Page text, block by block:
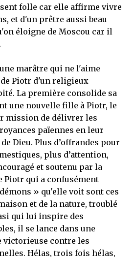
folle car elle affirme vivre
et d'un prêtre aussi beau
éloigne de Moscou car il
marâtre qui ne l'aime
Piotr d'un religieux
La première consolide sa
une nouvelle fille à Piotr, le
mission de délivrer les
païennes en leur
Dieu. Plus d’offrandes pour
plus d’attention,
et soutenu par la
Piotr qui a confusément
» qu'elle voit sont ces
et de la nature, troublé
qui lui inspire des
il se lance dans une
victorieuse contre les
Hélas, trois fois hélas,